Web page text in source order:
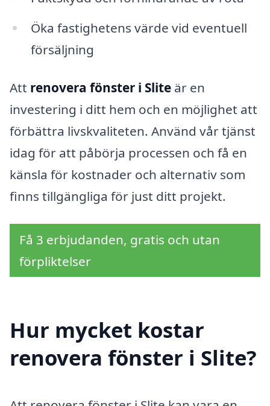
Öka fastighetens värde vid eventuell
försäljning
Att renovera fönster i Slite är en
investering i ditt hem och en möjlighet att
förbättra livskvaliteten. Använd vår tjänst
idag för att påbörja processen och få en
känsla för kostnader och alternativ som
finns tillgängliga för just ditt projekt.
Få 3 erbjudanden, gratis och utan
förpliktelser
Hur mycket kostar
renovera fönster i Slite?